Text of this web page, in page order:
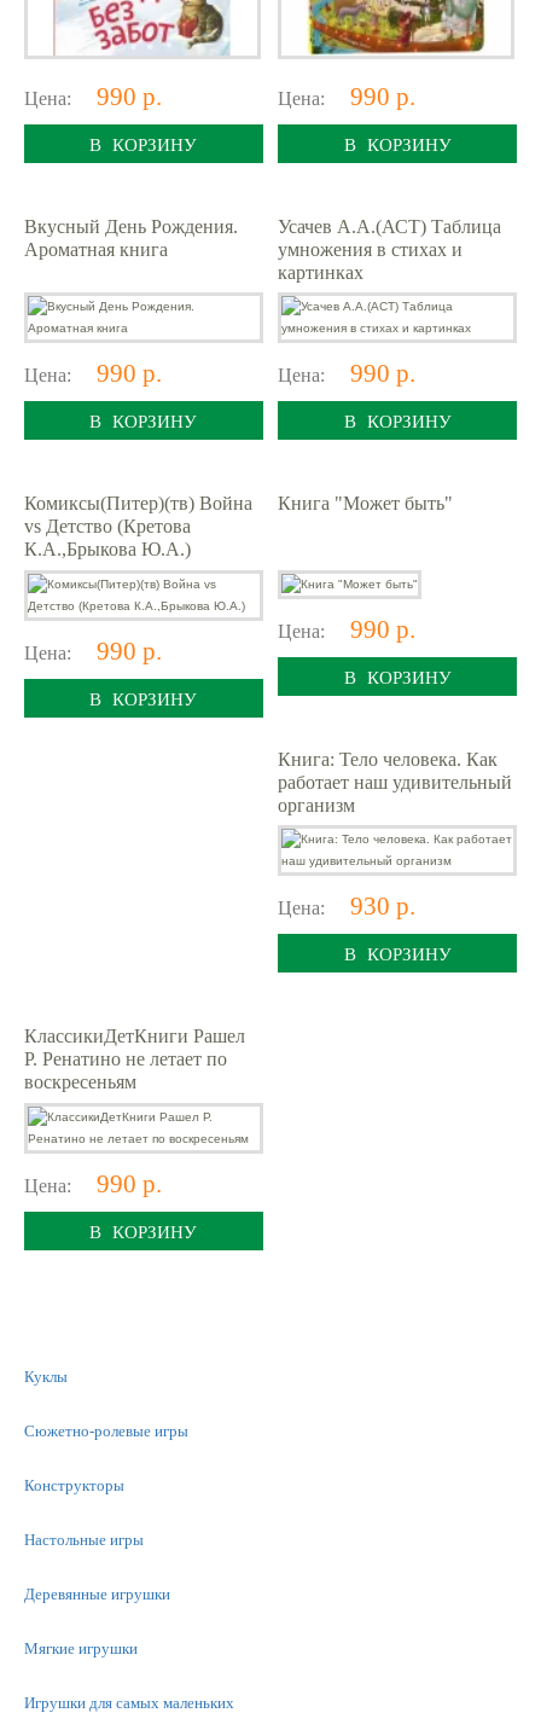
Цена: 990 р.
В КОРЗИНУ
Цена: 990 р.
В КОРЗИНУ
Вкусный День Рождения.
Ароматная книга
Цена: 990 р.
В КОРЗИНУ
Усачев А.А.(АСТ) Таблица
умножения в стихах и
картинках
Цена: 990 р.
В КОРЗИНУ
Комиксы(Питер)(тв) Война
vs Детство (Кретова
К.А.,Брыкова Ю.А.)
Цена: 990 р.
В КОРЗИНУ
Книга "Может быть"
Цена: 990 р.
В КОРЗИНУ
Книга: Тело человека. Как
работает наш удивительный
организм
Цена: 930 р.
В КОРЗИНУ
КлассикиДетКниги Рашел
Р. Ренатино не летает по
воскресеньям
Цена: 990 р.
В КОРЗИНУ
Куклы
Сюжетно-ролевые игры
Конструкторы
Настольные игры
Деревянные игрушки
Мягкие игрушки
Игрушки для самых маленьких